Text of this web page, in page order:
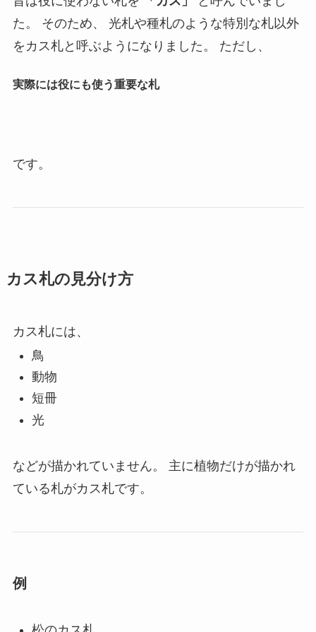
た。 そのため、 光札や種札のような特別な札以外
をカス札と呼ぶようになりました。 ただし、
実際には役にも使う重要な札
です。
カス札の見分け方
カス札には、
鳥
動物
短冊
光
などが描かれていません。 主に植物だけが描かれ
ている札がカス札です。
例